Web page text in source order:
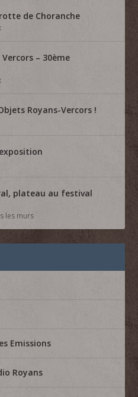
de Choranche
– 30ème
Royans-Vercors !
plateau au festival
les murs
Emissions
Royans